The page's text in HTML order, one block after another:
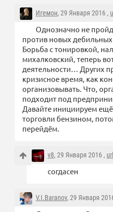
Игемон, 29 Января 2016 ,
Однозначно не
против новых дебильных
Борьба с тонировкой,
михалковский, теперь
деятельности… Других
кризисное время, как
организовывать. Что,
подходит под
Давайте инициируем
торговли бензином,
перейдём.
v8, 29 Января 2016 , url
согдасен
V.I.Baranov, 29 Января